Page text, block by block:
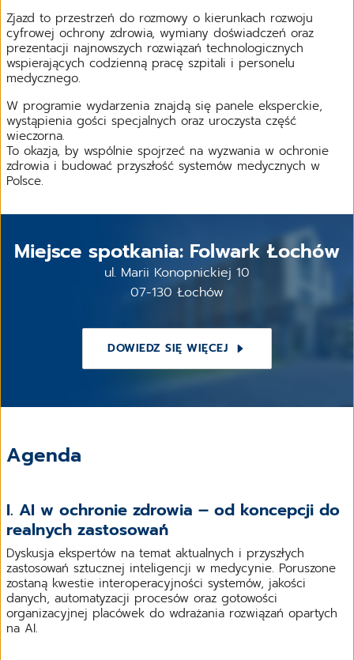
Zjazd to przestrzeń do rozmowy o kierunkach rozwoju
cyfrowej ochrony zdrowia, wymiany doświadczeń oraz
prezentacji najnowszych rozwiązań technologicznych
wspierających codzienną pracę szpitali i personelu
medycznego.
W programie wydarzenia znajdą się panele eksperckie,
wystąpienia gości specjalnych oraz uroczysta część
wieczorna.
To okazja, by wspólnie spojrzeć na wyzwania w ochronie
zdrowia i budować przyszłość systemów medycznych w
Polsce.
Miejsce spotkania: Folwark Łochów
ul. Marii Konopnickiej 10
07-130 Łochów
DOWIEDZ SIĘ WIĘCEJ
Agenda
I. AI w ochronie zdrowia – od koncepcji do
realnych zastosowań
Dyskusja ekspertów na temat aktualnych i przyszłych
zastosowań sztucznej inteligencji w medycynie. Poruszone
zostaną kwestie interoperacyjności systemów, jakości
danych, automatyzacji procesów oraz gotowości
organizacyjnej placówek do wdrażania rozwiązań opartych
na AI.